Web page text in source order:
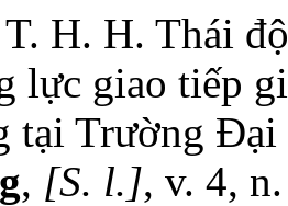
H. H. Thái
lực giao tiếp
tại Trường
, [S. l.], v. 4,